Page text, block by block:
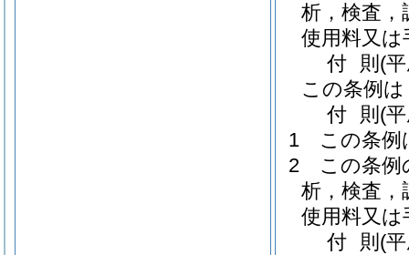
析，検査
使用料又
付 則 (
この条例
付 則 (
1
この条例
2
この条例
析，検査
使用料又
付 則 (